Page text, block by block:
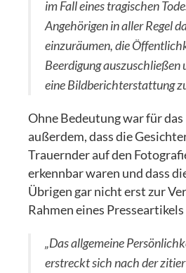
im Fall eines tragischen
Angehörigen in aller Regel
einzuräumen, die
Beerdigung auszuschließen
eine Bildberichterstattung
Ohne Bedeutung war für
außerdem, dass die
Trauernder auf den
erkennbar waren und dass
Übrigen gar nicht erst zur
Rahmen eines
„Das allgemeine
erstreckt sich nach der